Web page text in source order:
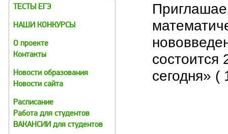
ТЕСТЫ ЕГЭ
НАШИ КОНКУРСЫ
О проекте
Контакты
Новости образования
Новости сайта
Расписание
Работа для студентов
ВАКАНСИИ для студентов
сегодня» (